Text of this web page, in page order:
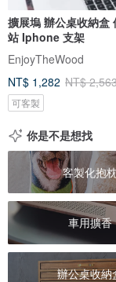
擴展塢 辦公桌收納盒
站 Iphone 支架
EnjoyTheWood
NT$ 1,282 NT$
可客製
你是不是想找
客製化抱
車用擴香
辦公桌收納